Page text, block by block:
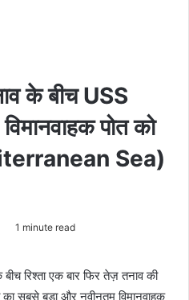
के बीच USS
पोत को
Sea)
1 minute read
रिश्ता एक बार फिर तेज़ तनाव की
सबसे बड़ा और नवीनतम विमानवाहक